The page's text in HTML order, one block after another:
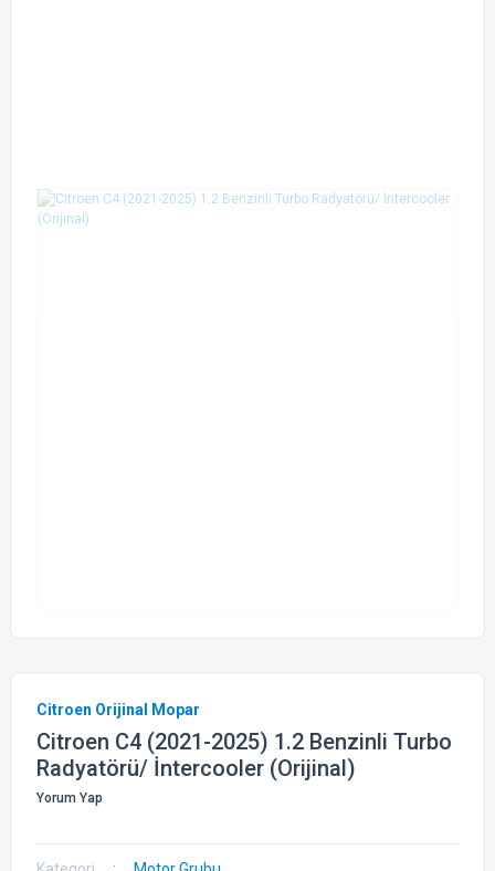
Citroen Orijinal Mopar
Citroen C4 (2021-2025) 1.2 Benzinli Turbo
Radyatörü/ İntercooler (Orijinal)
Yorum Yap